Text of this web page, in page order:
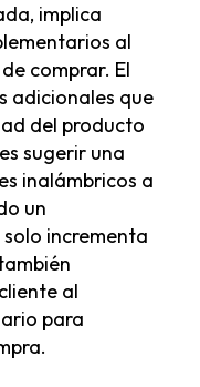
implica
al
comprar. El
adicionales que
del producto
sugerir una
inalámbricos a
un
incrementa
al
para